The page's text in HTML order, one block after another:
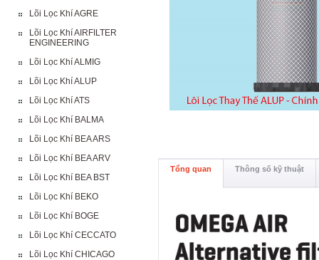
Lõi Lọc Khí AGRE
Lõi Lọc Khí AIRFILTER
ENGINEERING
Lõi Lọc Khí ALMIG
Lõi Lọc Khí ALUP
Lõi Lọc Khí ATS
Lõi Lọc Khí BALMA
Lõi Lọc Khí BEA ARS
Lõi Lọc Khí BEA ARV
Lõi Lọc Khí BEA BST
Lõi Lọc Khí BEKO
Lõi Lọc Khí BOGE
Lõi Lọc Khí CECCATO
Lõi Lọc Khí CHICAGO
Tổng quan Thông số kỹ thuật